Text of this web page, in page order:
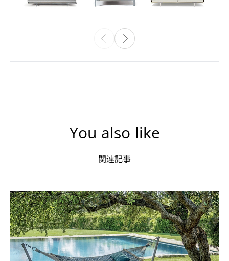
You also like
関連記事